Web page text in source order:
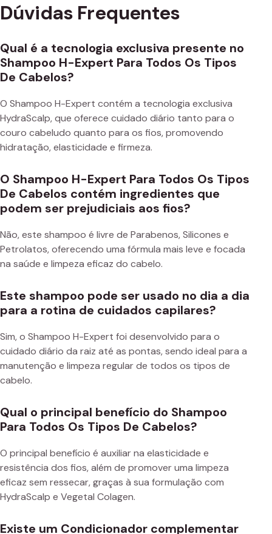
Dúvidas Frequentes
Qual é a tecnologia exclusiva presente no
Shampoo H-Expert Para Todos Os Tipos
De Cabelos?
O Shampoo H-Expert contém a tecnologia exclusiva
HydraScalp, que oferece cuidado diário tanto para o
couro cabeludo quanto para os fios, promovendo
hidratação, elasticidade e firmeza.
O Shampoo H-Expert Para Todos Os Tipos
De Cabelos contém ingredientes que
podem ser prejudiciais aos fios?
Não, este shampoo é livre de Parabenos, Silicones e
Petrolatos, oferecendo uma fórmula mais leve e focada
na saúde e limpeza eficaz do cabelo.
Este shampoo pode ser usado no dia a dia
para a rotina de cuidados capilares?
Sim, o Shampoo H-Expert foi desenvolvido para o
cuidado diário da raiz até as pontas, sendo ideal para a
manutenção e limpeza regular de todos os tipos de
cabelo.
Qual o principal benefício do Shampoo
Para Todos Os Tipos De Cabelos?
O principal benefício é auxiliar na elasticidade e
resistência dos fios, além de promover uma limpeza
eficaz sem ressecar, graças à sua formulação com
HydraScalp e Vegetal Colagen.
Existe um Condicionador complementar